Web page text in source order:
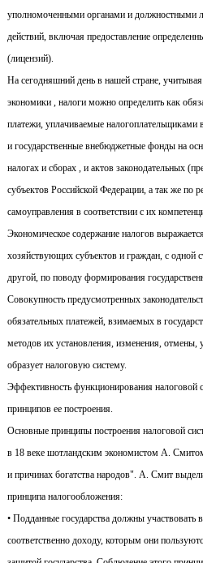
уполномоченными органами и должностными
действий, включая предоставление
(лицензий).
На сегодняшний день в нашей стране,
экономики , налоги можно определить как
платежи, уплачиваемые
и государственные внебюджетные фонды на
налогах и сборах , и актов законодательных
субъектов Российской Федерации, а так же по
самоуправления в соответствии с их
Экономическое содержание налогов
хозяйствующих субъектов и граждан, с одной
другой, по поводу формирования
Совокупность предусмотренных
обязательных платежей, взимаемых в
методов их установления, изменения, отмены,
образует налоговую систему.
Эффективность функционирования налоговой
принципов ее построения.
Основные принципы построения налоговой
в 18 веке шотландским экономистом А.
и причинах богатства народов". А. Смит
принципа налогообложения:
• Подданные государства должны участвовать
соответственно доходу, которым они